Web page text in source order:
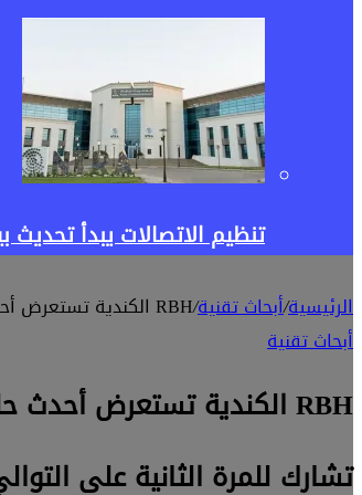
تنظيم الاتصالات يبدأ
الرئيسية/أبحاث تقنية/RBH الكندية تستعرض أحدث حلول الأنظمة الأمنية الذكية في Cairo ICT 2019
أبحاث تقنية
RBH الكندية تستعرض أحدث حلول الأنظمة الأمنية الذكية في Cairo ICT 2019
تشارك للمرة الثانية على